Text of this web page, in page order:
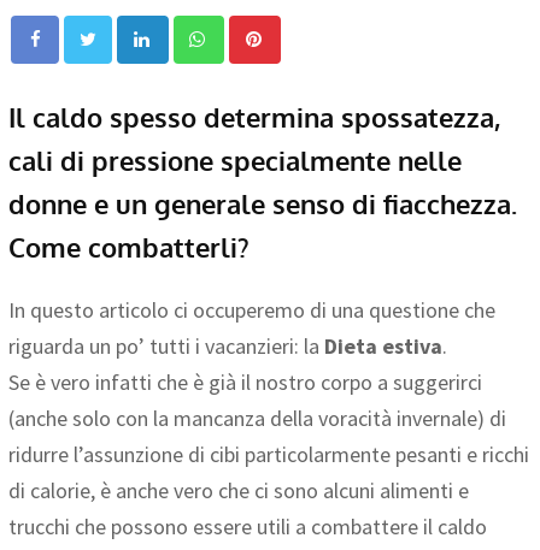
LinkedIn WhatsApp
Il caldo spesso determina spossatezza,
cali di pressione specialmente nelle
donne e un generale senso di fiacchezza.
Come combatterli?
In questo articolo ci occuperemo di una questione che
riguarda un po’ tutti i vacanzieri: la Dieta estiva.
Se è vero infatti che è già il nostro corpo a suggerirci
(anche solo con la mancanza della voracità invernale) di
ridurre l’assunzione di cibi particolarmente pesanti e ricchi
di calorie, è anche vero che ci sono alcuni alimenti e
trucchi che possono essere utili a combattere il caldo